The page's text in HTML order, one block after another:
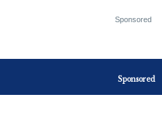
Sponsored
Sponsored